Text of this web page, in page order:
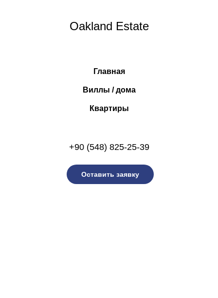
Oakland Estate
Главная
Виллы / дома
Квартиры
+90 (548) 825-25-39
Оставить заявку